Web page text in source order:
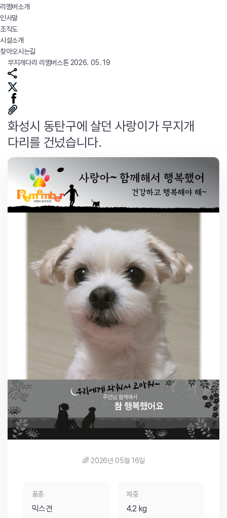
리멤버소개
인사말
조직도
시설소개
찾아오시는길
무지개다리 리멤버스톤 2026. 05. 19
화성시 동탄구에 살던 사랑이가 무지개
다리를 건넜습니다.
🌈 2026년 05월 16일
품종
믹스견
체중
4.2 kg